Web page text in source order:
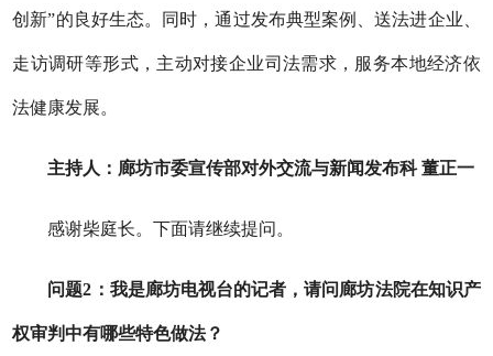
创新”的良好生态。同时，通过发布典型案例、送法进企业、
走访调研等形式，主动对接企业司法需求，服务本地经济依
法健康发展。
主持人：廊坊市委宣传部对外交流与新闻发布科 董正一
感谢柴庭长。下面请继续提问。
问题2 ： 我是廊坊电视台的记者，请问廊坊法院在知识产
权审判中有哪些特色做法？